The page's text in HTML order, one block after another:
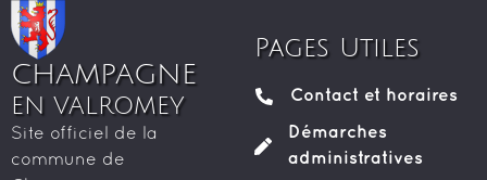
CHAMPAGNE
EN VALROMEY
Site officiel de la
commune de
Pages Utiles
Contact et horaires
Démarches
administratives